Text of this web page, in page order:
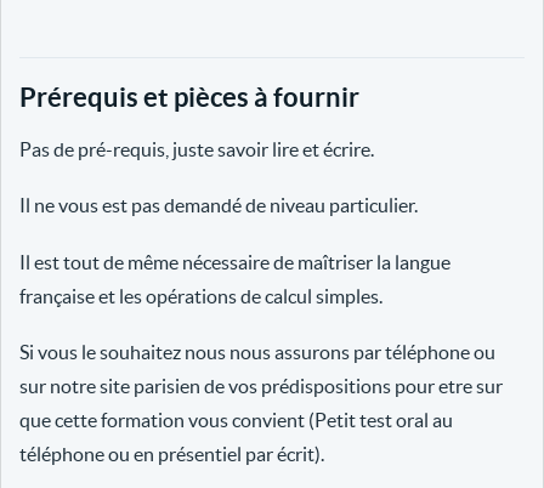
Prérequis et pièces à fournir
Pas de pré-requis, juste savoir lire et écrire.
Il ne vous est pas demandé de niveau particulier.
Il est tout de même nécessaire de maîtriser la langue
française et les opérations de calcul simples.
Si vous le souhaitez nous nous assurons par téléphone ou
sur notre site parisien de vos prédispositions pour etre sur
que cette formation vous convient (Petit test oral au
téléphone ou en présentiel par écrit).